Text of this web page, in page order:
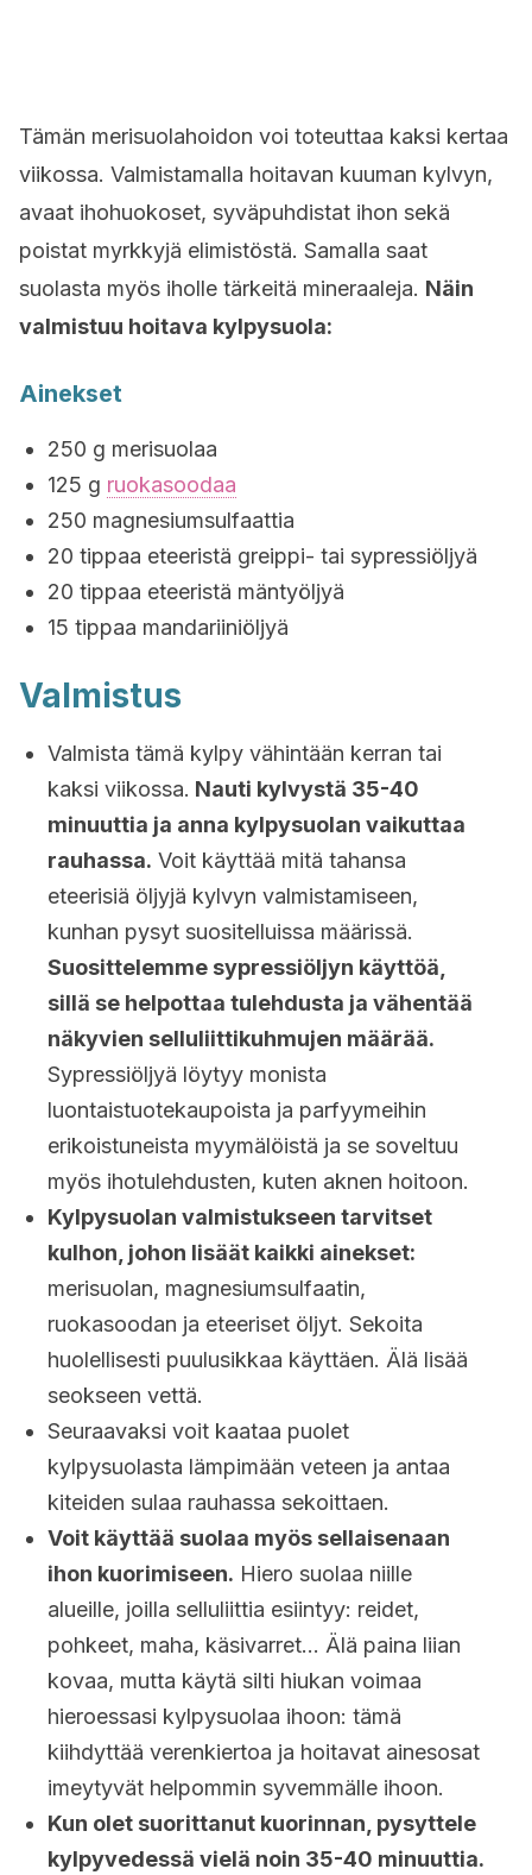
Tämän merisuolahoidon voi toteuttaa kaksi kertaa
viikossa. Valmistamalla hoitavan kuuman kylvyn,
avaat ihohuokoset, syväpuhdistat ihon sekä
poistat myrkkyjä elimistöstä. Samalla saat
suolasta myös iholle tärkeitä mineraaleja. Näin
valmistuu hoitava kylpysuola:
Ainekset
250 g merisuolaa
125 g ruokasoodaa
250 magnesiumsulfaattia
20 tippaa eteeristä greippi- tai sypressiöljyä
20 tippaa eteeristä mäntyöljyä
15 tippaa mandariiniöljyä
Valmistus
Valmista tämä kylpy vähintään kerran tai
kaksi viikossa. Nauti kylvystä 35-40
minuuttia ja anna kylpysuolan vaikuttaa
rauhassa. Voit käyttää mitä tahansa
eteerisiä öljyjä kylvyn valmistamiseen,
kunhan pysyt suositelluissa määrissä.
Suosittelemme sypressiöljyn käyttöä,
sillä se helpottaa tulehdusta ja vähentää
näkyvien selluliittikuhmujen määrää.
Sypressiöljyä löytyy monista
luontaistuotekaupoista ja parfyymeihin
erikoistuneista myymälöistä ja se soveltuu
myös ihotulehdusten, kuten aknen hoitoon.
Kylpysuolan valmistukseen tarvitset
kulhon, johon lisäät kaikki ainekset:
merisuolan, magnesiumsulfaatin,
ruokasoodan ja eteeriset öljyt. Sekoita
huolellisesti puulusikkaa käyttäen. Älä lisää
seokseen vettä.
Seuraavaksi voit kaataa puolet
kylpysuolasta lämpimään veteen ja antaa
kiteiden sulaa rauhassa sekoittaen.
Voit käyttää suolaa myös sellaisenaan
ihon kuorimiseen. Hiero suolaa niille
alueille, joilla selluliittia esiintyy: reidet,
pohkeet, maha, käsivarret… Älä paina liian
kovaa, mutta käytä silti hiukan voimaa
hieroessasi kylpysuolaa ihoon: tämä
kiihdyttää verenkiertoa ja hoitavat ainesosat
imeytyvät helpommin syvemmälle ihoon.
Kun olet suorittanut kuorinnan, pysyttele
kylpyvedessä vielä noin 35-40 minuuttia.